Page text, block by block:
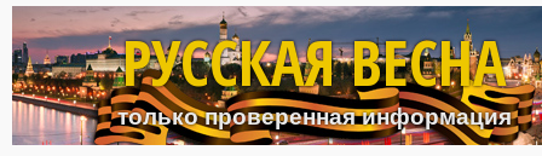
Перейти к основному
РУССКАЯ ВЕСНА
только проверенная информация